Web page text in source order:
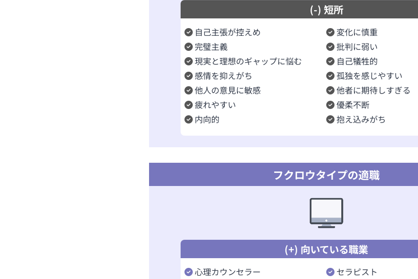
(-) 短所
自己主張が控えめ
完璧主義
現実と理想のギャップに悩む
感情を抑えがち
他人の意見に敏感
疲れやすい
内向的
変化に慎重
批判に弱い
自己犠牲的
孤独を感じやすい
他者に期待しすぎる
優柔不断
抱え込みがち
フクロウタイプの適職
(+) 向いている職業
心理カウンセラー
セラピスト